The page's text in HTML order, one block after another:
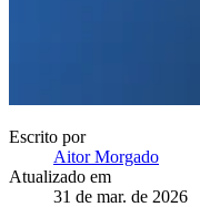
Escrito por
Aitor Morgado
Atualizado em
31 de mar. de 2026